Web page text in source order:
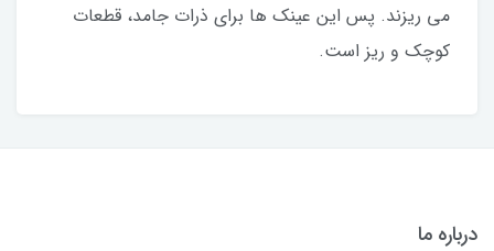
می ریزند. پس این عینک ها برای ذرات جامد، قطعات
کوچک و ریز است.
درباره ما